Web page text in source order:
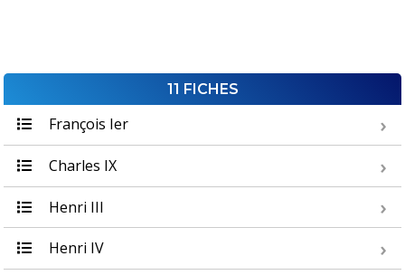
11 FICHES
François Ier
Charles IX
Henri III
Henri IV